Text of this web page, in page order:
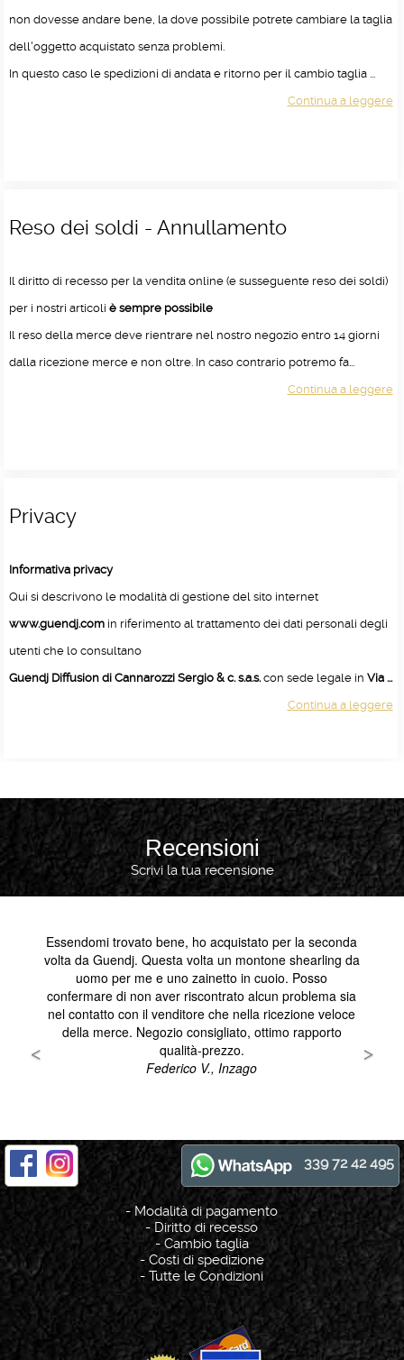
non dovesse andare bene, la dove possibile potrete cambiare la taglia
dell'oggetto acquistato senza problemi.
In questo caso le spedizioni di andata e ritorno per il cambio taglia ...
Continua a leggere
Reso dei soldi - Annullamento
Il diritto di recesso per la vendita online (e susseguente reso dei soldi)
per i nostri articoli è sempre possibile
Il reso della merce deve rientrare nel nostro negozio entro 14 giorni
dalla ricezione merce e non oltre. In caso contrario potremo fa...
Continua a leggere
Privacy
Informativa privacy
Qui si descrivono le modalità di gestione del sito internet
www.guendj.comin riferimento al trattamento dei dati personali degli
utenti che lo consultano
Guendj Diffusion di Cannarozzi Sergio & c. s.a.s.con sede legale in Via ...
Continua a leggere
Recensioni
Scrivi la tua recensione
339 72 42 495
- Modalità di pagamento
-Diritto di recesso
- Cambio taglia
-Costi di spedizione
-Tutte le Condizioni